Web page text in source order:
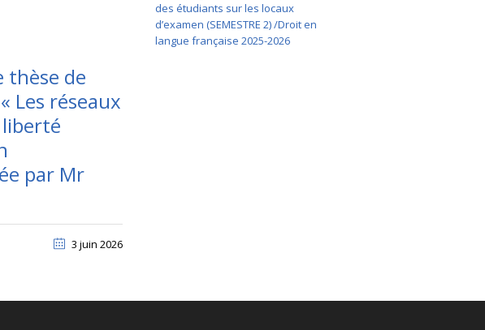
thèse de
Les réseaux
par Mr
3 juin 2026
des étudiants sur les locaux
d’examen (SEMESTRE 2) /Droit en
langue française 2025-2026